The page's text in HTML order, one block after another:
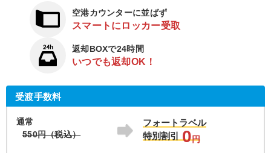
空港カウンターに並ばず
スマートにロッカー受取
返却BOXで24時間
いつでも返却OK！
受渡手数料
通常
550円（税込）
フォートラベル
特別割引
0円